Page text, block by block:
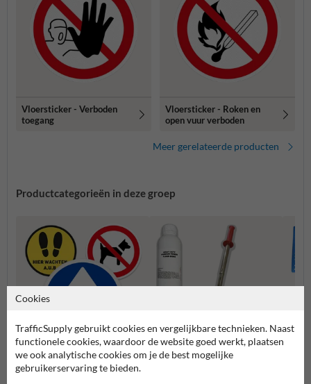
Vloersticker - Verboden
toegang
Vloersticker - Roken en
open vuur verboden
Meer gerelateerde producten
Productcategorieën in deze groep
Verkeer en Veiligheid
Cookies
TrafficSupply gebruikt cookies en vergelijkbare technieken. Naast
functionele cookies, waardoor de website goed werkt, plaatsen
we ook analytische cookies om je de best mogelijke
gebruikerservaring te bieden.